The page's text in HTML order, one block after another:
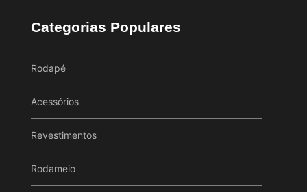
Categorias Populares
Rodapé
Acessórios
Revestimentos
Rodameio